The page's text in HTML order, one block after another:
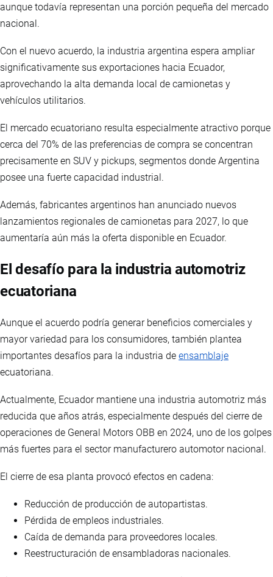
aunque todavía representan una porción pequeña del mercado
nacional.
Con el nuevo acuerdo, la industria argentina espera ampliar
significativamente sus exportaciones hacia Ecuador,
aprovechando la alta demanda local de camionetas y
vehículos utilitarios.
El mercado ecuatoriano resulta especialmente atractivo porque
cerca del 70% de las preferencias de compra se concentran
precisamente en SUV y pickups, segmentos donde Argentina
posee una fuerte capacidad industrial.
Además, fabricantes argentinos han anunciado nuevos
lanzamientos regionales de camionetas para 2027, lo que
aumentaría aún más la oferta disponible en Ecuador.
El desafío para la industria automotriz
ecuatoriana
Aunque el acuerdo podría generar beneficios comerciales y
mayor variedad para los consumidores, también plantea
importantes desafíos para la industria de ensamblaje
ecuatoriana.
Actualmente, Ecuador mantiene una industria automotriz más
reducida que años atrás, especialmente después del cierre de
operaciones de General Motors OBB en 2024, uno de los golpes
más fuertes para el sector manufacturero automotor nacional.
El cierre de esa planta provocó efectos en cadena:
Reducción de producción de autopartistas.
Pérdida de empleos industriales.
Caída de demanda para proveedores locales.
Reestructuración de ensambladoras nacionales.